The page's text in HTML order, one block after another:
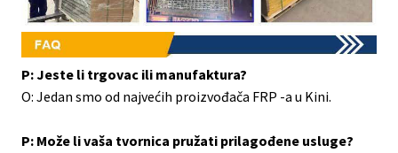
P: Jeste li trgovac ili manufaktura?
O: Jedan smo od najvećih proizvođača FRP -a u Kini.
P: Može li vaša tvornica pružati prilagođene usluge?